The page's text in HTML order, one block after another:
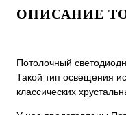
ОПИСАНИЕ
Потолочный
Такой тип освещения
классических